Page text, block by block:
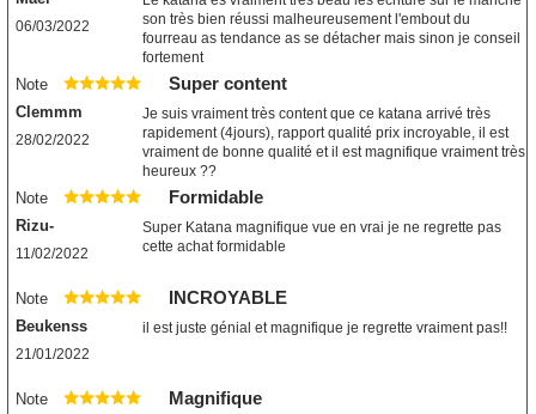
06/03/2022
son très bien réussi malheureusement l'embout du
fourreau as tendance as se détacher mais sinon je conseil
fortement
Note Super content
Clemmm
28/02/2022
Je suis vraiment très content que ce katana arrivé très
rapidement (4jours), rapport qualité prix incroyable, il est
vraiment de bonne qualité et il est magnifique vraiment très
heureux ??
Note Formidable
Rizu-
11/02/2022
Super Katana magnifique vue en vrai je ne regrette pas
cette achat formidable
Note INCROYABLE
Beukenss
21/01/2022
il est juste génial et magnifique je regrette vraiment pas!!
Note Magnifique